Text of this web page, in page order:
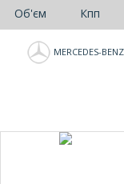
Об'єм Кпп
MERCEDES-BENZ